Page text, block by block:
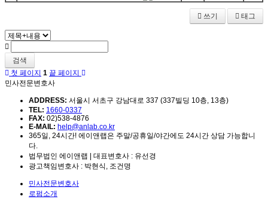
쓰기 태그
검색
첫 페이지 1 끝 페이지
민사전문변호사
ADDRESS: 서울시 서초구 강남대로 337 (337빌딩 10층, 13층)
TEL: 1660-0337
FAX: 02)538-4876
E-MAIL: help@anlab.co.kr
365일, 24시간! 에이앤랩은 주말/공휴일/야간에도 24시간 상담 가능합니
다.
법무법인 에이앤랩 | 대표변호사 : 유선경
광고책임변호사 : 박현식, 조건명
민사전문변호사
로펌소개